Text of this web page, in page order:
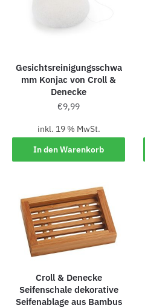
Gesichtsreinigungsschwa
mm Konjac von Croll &
Denecke
€9,99
inkl. 19 % MwSt.
In den Warenkorb
Croll & Denecke
Seifenschale dekorative
Seifenablage aus Bambus